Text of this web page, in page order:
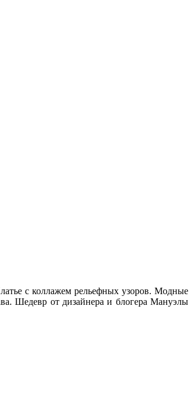
с коллажем рельефных узоров. Модные
Шедевр от дизайнера и блогера Мануэлы